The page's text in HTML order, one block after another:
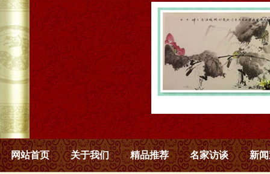
网站首页 关于我们 精品推荐 名家访谈 新